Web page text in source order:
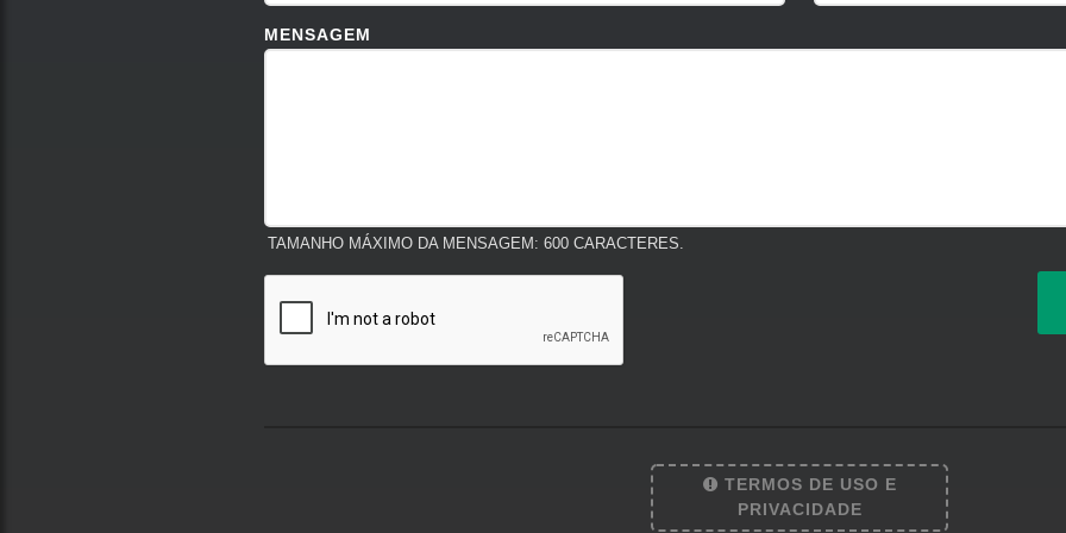
MENSAGEM
TAMANHO MÁXIMO DA MENSAGEM: 600 CARACTERES.
TERMOS DE USO E
PRIVACIDADE